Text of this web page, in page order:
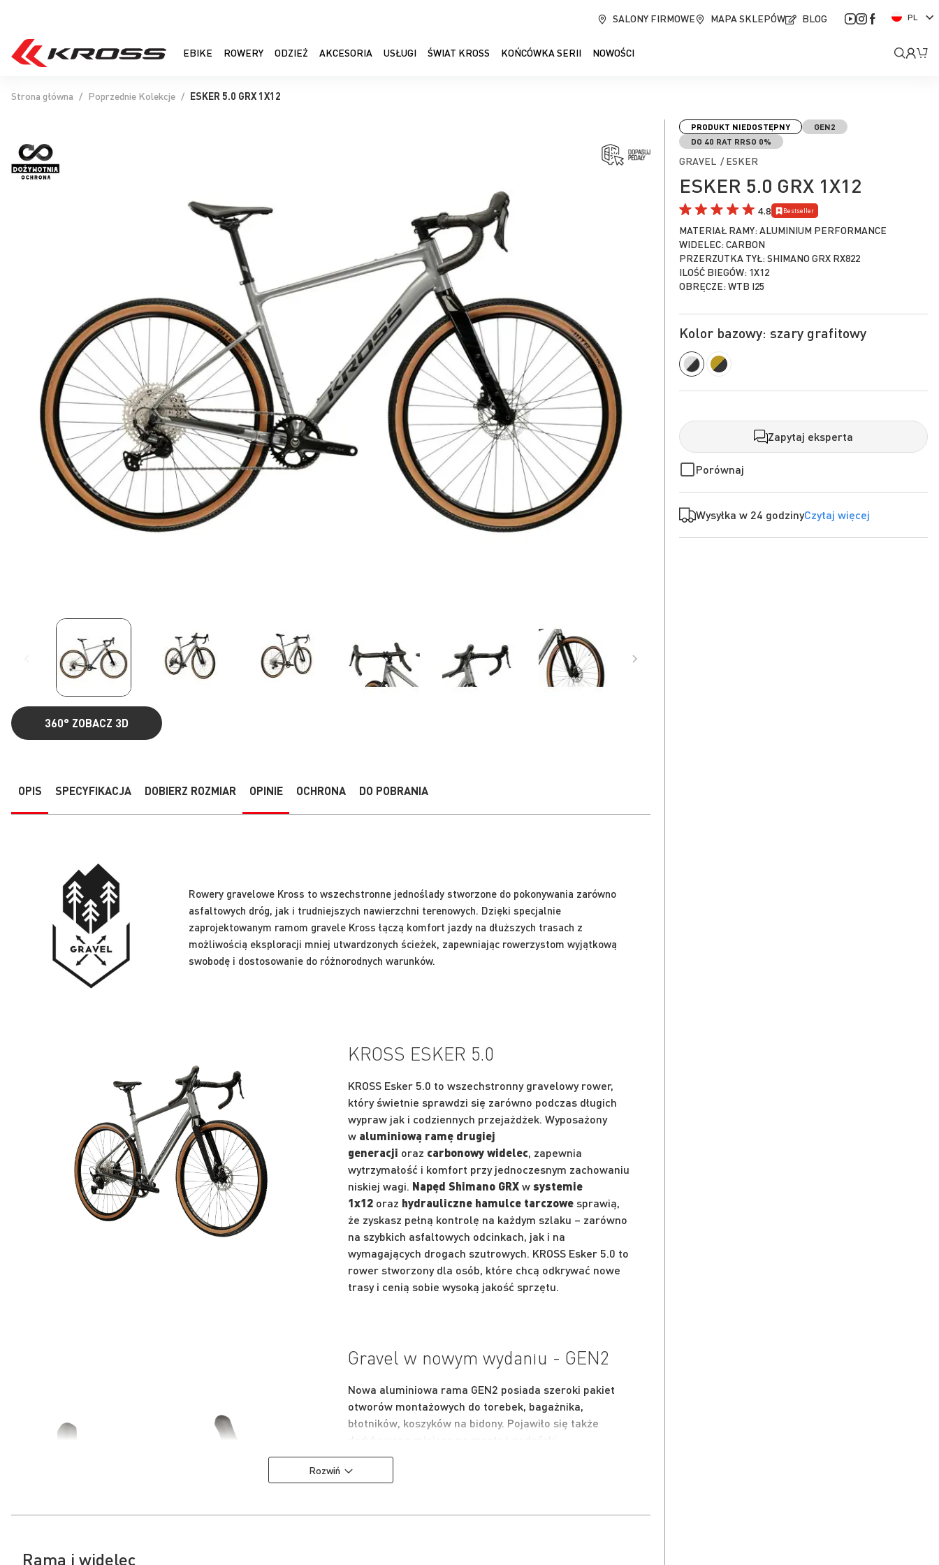
SALONY FIRMOWE MAPA SKLEPÓW BLOG
J
y
PL
EBIKE ROWERY ODZIEŻ AKCESORIA USŁUGI ŚWIAT KROSS KOŃCÓWKA SERII NOWOŚCI
Moje
Strona główna Poprzednie Kolekcje ESKER 5.0 GRX 1X12
koniec
galerii
360° ZOBACZ 3D
galerii
ESKER 5.0 GRX 1X12
4.8 Bestseller
PRODUKT NIEDOSTĘPNY
GEN2
DO 40 RAT RRSO 0%
GRAVEL / ESKER
MATERIAŁ RAMY: ALUMINIUM PERFORMANCE
WIDELEC: CARBON
PRZERZUTKA TYŁ: SHIMANO GRX RX822
ILOŚĆ BIEGÓW: 1X12
OBRĘCZE: WTB I25
Kolor bazowy: szary grafitowy
Zapytaj eksperta
Porównaj
Wysyłka w 24 godzinyCzytaj więcej
OPIS
Rowery gravelowe Kross to wszechstronne jednoślady stworzone do pokonywania zarówno
asfaltowych dróg, jak i trudniejszych nawierzchni terenowych. Dzięki specjalnie
zaprojektowanym ramom gravele Kross łączą komfort jazdy na dłuższych trasach z
możliwością eksploracji mniej utwardzonych ścieżek, zapewniając rowerzystom wyjątkową
swobodę i dostosowanie do różnorodnych warunków.
KROSS ESKER 5.0
KROSS Esker 5.0 to wszechstronny gravelowy rower,
który świetnie sprawdzi się zarówno podczas długich
wypraw jak i codziennych przejażdżek. Wyposażony
w aluminiową ramę drugiej
generacji oraz carbonowy widelec, zapewnia
wytrzymałość i komfort przy jednoczesnym zachowaniu
niskiej wagi. Napęd Shimano GRXwsystemie
1x12 oraz hydrauliczne hamulce tarczowesprawią,
że zyskasz pełną kontrolę na każdym szlaku – zarówno
na szybkich asfaltowych odcinkach, jak i na
wymagających drogach szutrowych. KROSS Esker 5.0 to
rower stworzony dla osób, które chcą odkrywać nowe
trasy i cenią sobie wysoką jakość sprzętu.
Gravel w nowym wydaniu - GEN2
Nowa aluminiowa rama GEN2 posiada szeroki pakiet
otworów montażowych do torebek, bagażnika,
błotników, koszyków na bidony. Pojawiło się także
dedykowane miejsce na montaż podpórki.
Zaprojektowany w Kross lekki i sztywny karbonowy
widelec posiada wewnętrzne prowadzenie przewodu
Rozwiń
SPECYFIKACJA
Rama i widelec
DOBIERZ ROZMIAR OPINIE OCHRONA DO POBRANIA